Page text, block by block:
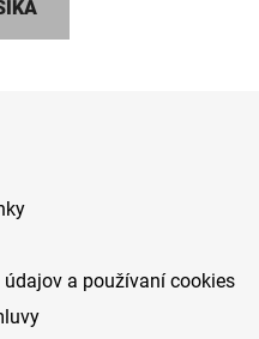
a používaní cookies